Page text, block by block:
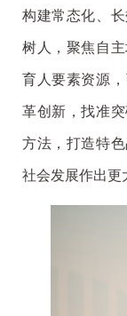
构建常态化、
树人，聚焦自
育人要素资源
革创新，找准
方法，打造特
社会发展作出更